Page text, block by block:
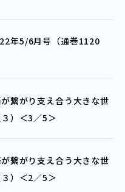
年5/6月号（通巻1120
繋がり支え合う大きな世
）＜3／5＞
繋がり支え合う大きな世
）＜2／5＞